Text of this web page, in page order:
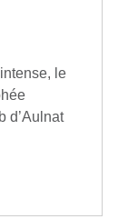
le
d’Aulnat